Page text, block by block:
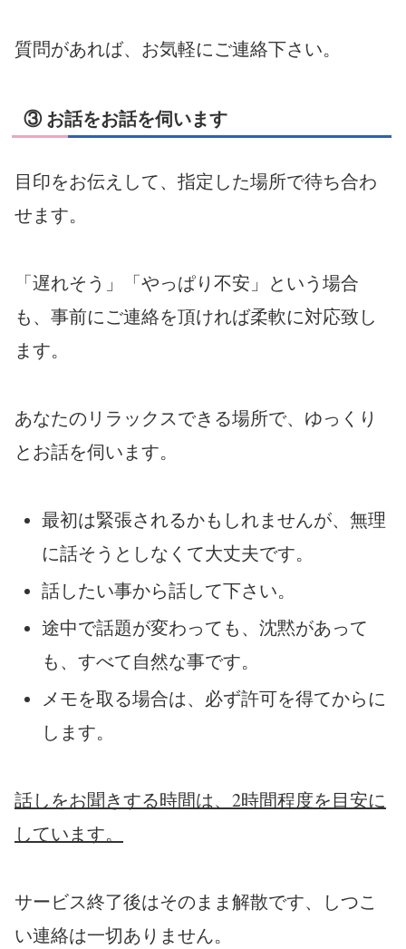
質問があれば、お気軽にご連絡下さい。
③ お話をお話を伺います
目印をお伝えして、指定した場所で待ち合わ
せます。
「遅れそう」「やっぱり不安」という場合
も、事前にご連絡を頂ければ柔軟に対応致し
ます。
あなたのリラックスできる場所で、ゆっくり
とお話を伺います。
最初は緊張されるかもしれませんが、無理
に話そうとしなくて大丈夫です。
話したい事から話して下さい。
途中で話題が変わっても、沈黙があって
も、すべて自然な事です。
メモを取る場合は、必ず許可を得てからに
します。
話しをお聞きする時間は、2時間程度を目安に
しています。
サービス終了後はそのまま解散です、しつこ
い連絡は一切ありません。